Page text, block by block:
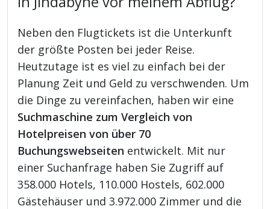
Neben den Flugtickets ist die Unterkunft
der größte Posten bei jeder Reise.
Heutzutage ist es viel zu einfach bei der
Planung Zeit und Geld zu verschwenden. Um
die Dinge zu vereinfachen, haben wir eine
Suchmaschine zum Vergleich von
Hotelpreisen von über 70
Buchungswebseiten entwickelt. Mit nur
einer Suchanfrage haben Sie Zugriff auf
358.000 Hotels, 110.000 Hostels, 602.000
Gästehäuser und 3.972.000 Zimmer und die